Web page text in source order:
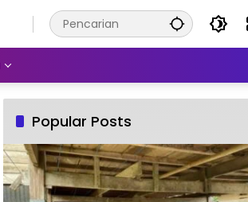
Popular Posts